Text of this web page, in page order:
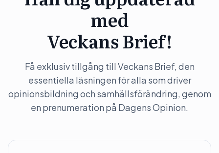
med
Veckans Brief!
Få exklusiv tillgång till Veckans Brief, den
essentiella läsningen för alla som driver
opinionsbildning och samhällsförändring, genom
en prenumeration på Dagens Opinion.